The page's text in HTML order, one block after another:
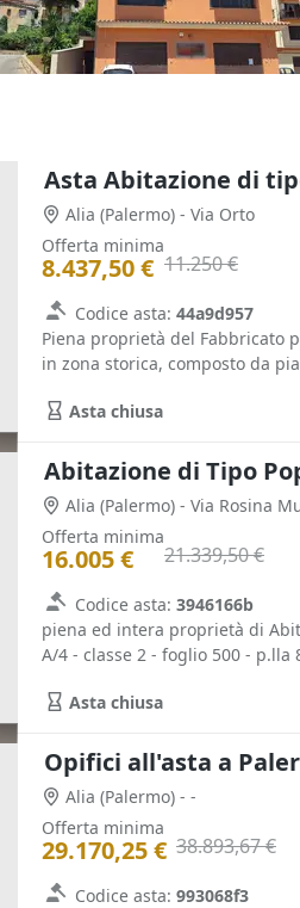
Misilmeri (Palermo)
30/09/2026
Alia (Palermo) - Via Orto
Offerta minima
8.437,50 € 11.250 €
Codice asta: 44a9d957
Piena proprietà del Fabbricato
in zona storica, composto da
Asta chiusa
Abitazione di Tipo
Alia (Palermo) - Via Rosina
Offerta minima
16.005 € 21.339,50 €
Codice asta: 3946166b
piena ed intera proprietà di
A/4 - classe 2 - foglio 500 - p.lla
Asta chiusa
Opifici all'asta a
Alia (Palermo) - -
Offerta minima
29.170,25 € 38.893,67 €
Codice asta: 993068f3